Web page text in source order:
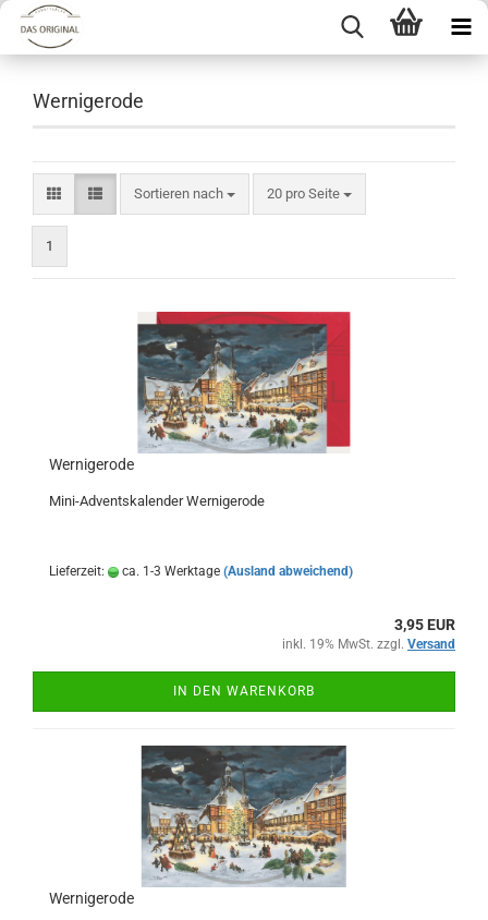
Wernigerode
Sortieren nach
Sortieren nach 20 pro Seite
pro Seite
1
Wernigerode
Mini-Adventskalender Wernigerode
Lieferzeit: ca. 1-3 Werktage (Ausland abweichend)
3,95 EUR
inkl. 19% MwSt. zzgl. Versand
IN DEN WARENKORB
Wernigerode